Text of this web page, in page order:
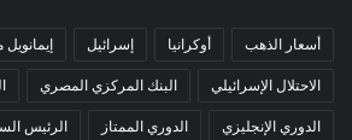
أسعار الذهب أوكرانيا إسرائيل
الاحتلال الإسرائيلي البنك المركزي المصري
الدوري الإنجليزي الدوري الممتاز الرئيس